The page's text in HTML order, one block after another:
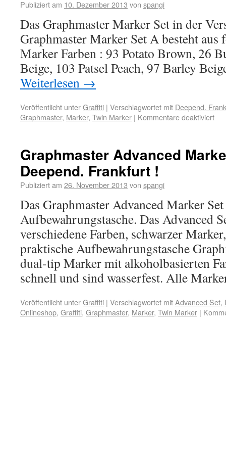
Publiziert am 10. Dezember 2013 von spangi
Das Graphmaster Marker Set in der
Graphmaster Marker Set A besteht aus
Marker Farben : 93 Potato Brown, 26
Beige, 103 Patsel Peach, 97 Barley
Weiterlesen →
Veröffentlicht unterGraffiti | Verschlagwortet mit Deepend.
Graphmaster, Marker, Twin Marker | Kommentare deaktiviert
Graphmaster Advanced
Deepend. Frankfurt !
Publiziert am 26. November 2013 von spangi
Das Graphmaster Advanced Marker
Aufbewahrungstasche. Das Advanced
verschiedene Farben, schwarzer
praktische Aufbewahrungstasche
dual-tip Marker mit alkoholbasierten
schnell und sind wasserfest. Alle
Veröffentlicht unterGraffiti | Verschlagwortet mitAdvanced Set,
Onlineshop, Graffiti, Graphmaster, Marker, Twin Marker |